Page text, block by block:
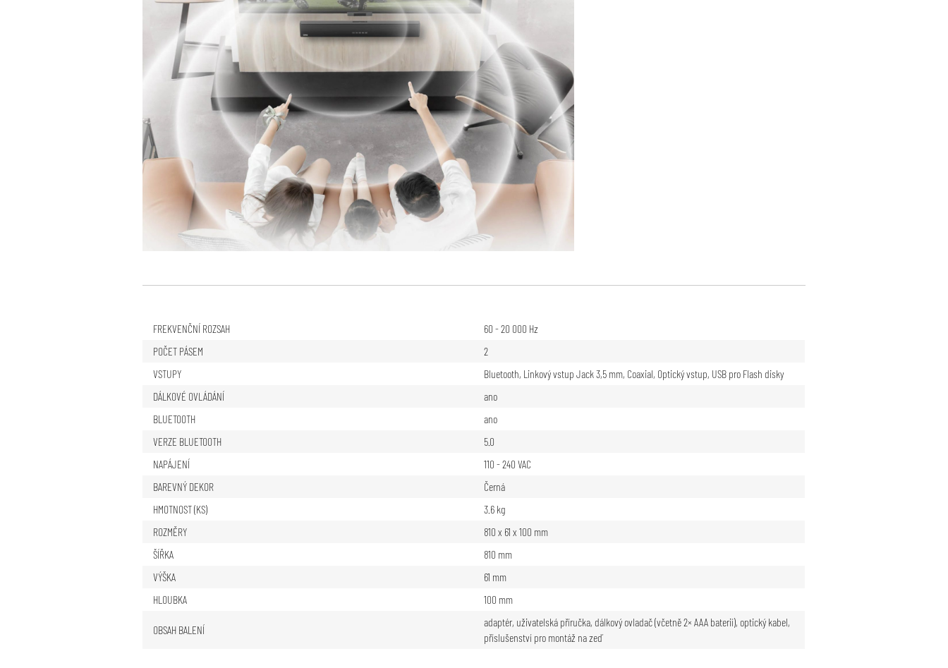
FREKVENČNÍ ROZSAH
60 - 20 000 Hz
POČET PÁSEM
2
VSTUPY
Bluetooth, Linkový vstup Jack 3,5 mm, Coaxial, Optický vstup, USB pro Flash disky
DÁLKOVÉ OVLÁDÁNÍ
ano
BLUETOOTH
ano
VERZE BLUETOOTH
5.0
NAPÁJENÍ
110 - 240 VAC
BAREVNÝ DEKOR
Černá
HMOTNOST (KS)
3.6 kg
ROZMĚRY
810 x 61 x 100 mm
ŠÍŘKA
810 mm
VÝŠKA
61 mm
HLOUBKA
100 mm
OBSAH BALENÍ
adaptér, uživatelská příručka, dálkový ovladač (včetně 2× AAA baterií), optický kabel,
příslušenství pro montáž na zeď